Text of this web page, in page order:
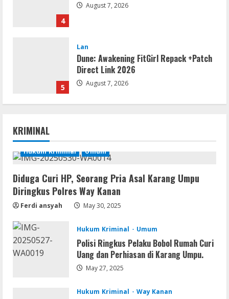
4
August 7, 2026
5
Lan
Dune: Awakening FitGirl Repack +Patch
Direct Link 2026
August 7, 2026
1 August 8, 2026
Resettools
Vpn One Click Cracked x86-x64 [no
Virus]
Resettools
GraphPad Prism Academic & Corporate
Cracked x86-x64 [no Virus]
KRIMINAL
Hukum Kriminal Umum
Diduga Curi HP, Seorang Pria Asal Karang Umpu
Diringkus Polres Way Kanan
Ferdi ansyah May 30, 2025
Hukum Kriminal Umum
Polisi Ringkus Pelaku Bobol Rumah Curi
Uang dan Perhiasan di Karang Umpu.
May 27, 2025
Hukum Kriminal Way Kanan